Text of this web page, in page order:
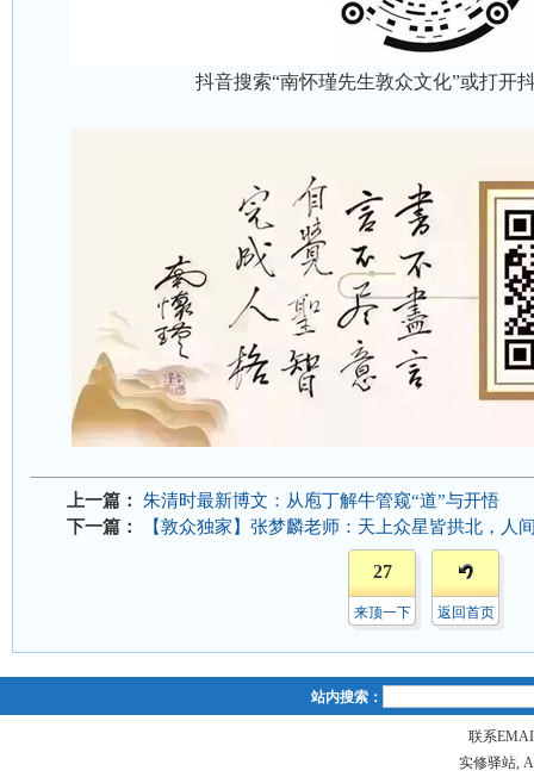
抖音搜索“南怀瑾先生敦众文化”或打开
上一篇：
朱清时最新博文：从庖丁解牛管窥“道”与开悟
下一篇：
【敦众独家】张梦麟老师：天上众星皆拱北，人
27
来顶一下 返回首页
站内搜索：
联系
实修驿站,